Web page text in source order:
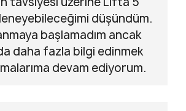
düşündüm.
başlamadım ancak
daha fazla bilgi edinmek
devam ediyorum.